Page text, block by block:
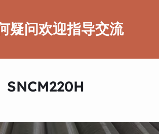
疑问欢迎指导交流
SNCM220H